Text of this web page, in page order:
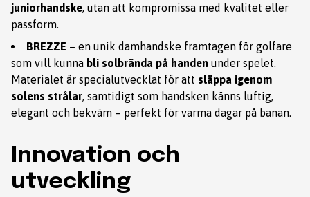
juniorhandske, utan att kompromissa med kvalitet eller
passform.
BREZZE – en unik damhandske framtagen för golfare
som vill kunna bli solbrända på handen under spelet.
Materialet är specialutvecklat för att släppa igenom
solens strålar, samtidigt som handsken känns luftig,
elegant och bekväm – perfekt för varma dagar på banan.
Innovation och
utveckling